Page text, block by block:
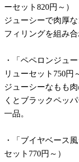
ーセット820円～）
ジューシーで肉厚
フィリングを組み
・「ペペロンジュ
リューセット750円
ジューシーなもも
くとブラックペッ
一品。
・「ブイヤベース
セット770円～）